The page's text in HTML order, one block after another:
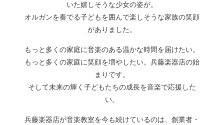
いた嬉しそうな少女の姿が。
オルガンを奏でる子どもを囲んで楽しそうな家族の笑顔
がありました。
もっと多くの家庭に音楽のある温かな時間を届けたい。
もっと多くの家庭に笑顔を増やしたい。兵藤楽器店の始
まりです。
そして未来の輝く子どもたちの成長を音楽で応援した
い。
兵藤楽器店が音楽教室を今も続けているのは、創業者・